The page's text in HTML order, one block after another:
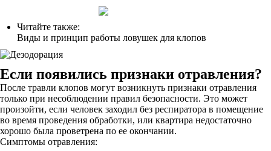
Читайте также:
Виды и принцип работы ловушек для клопов
Если появились признаки отравления?
После травли клопов могут возникнуть признаки отравления
только при несоблюдении правил безопасности. Это может
произойти, если человек заходил без респиратора в помещение
во время проведения обработки, или квартира недостаточно
хорошо была проветрена по ее окончании.
Симптомы отравления: